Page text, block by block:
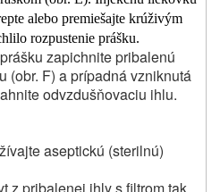
alebo premiešajte krúživým
rozpustenie prášku.
zapichnite pribalenú
(obr. F) a prípadná vzniknutá
odvzdušňovaciu ihlu.
aseptickú (sterilnú)